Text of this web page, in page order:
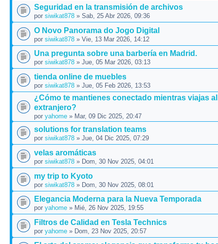
Seguridad en la transmisión de archivos
por siwikat878 » Sab, 25 Abr 2026, 09:36
O Novo Panorama do Jogo Digital
por siwikat878 » Vie, 13 Mar 2026, 14:12
Una pregunta sobre una barbería en Madrid.
por siwikat878 » Jue, 05 Mar 2026, 03:13
tienda online de muebles
por siwikat878 » Jue, 05 Feb 2026, 13:53
¿Cómo te mantienes conectado mientras viajas al
extranjero?
por yahome » Mar, 09 Dic 2025, 20:47
solutions for translation teams
por siwikat878 » Jue, 04 Dic 2025, 07:29
velas aromáticas
por siwikat878 » Dom, 30 Nov 2025, 04:01
my trip to Kyoto
por siwikat878 » Dom, 30 Nov 2025, 08:01
Elegancia Moderna para la Nueva Temporada
por yahome » Mié, 26 Nov 2025, 19:55
Filtros de Calidad en Tesla Technics
por yahome » Dom, 23 Nov 2025, 20:57